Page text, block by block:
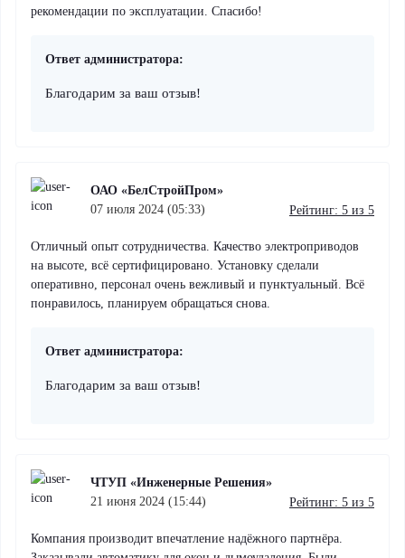
рекомендации по эксплуатации. Спасибо!
Ответ администратора:
Благодарим за ваш отзыв!
ОАО «БелСтройПром»
07 июля 2024 (05:33)
Рейтинг: 5 из 5
Отличный опыт сотрудничества. Качество электроприводов
на высоте, всё сертифицировано. Установку сделали
оперативно, персонал очень вежливый и пунктуальный. Всё
понравилось, планируем обращаться снова.
Ответ администратора:
Благодарим за ваш отзыв!
ЧТУП «Инженерные Решения»
21 июня 2024 (15:44)
Рейтинг: 5 из 5
Компания производит впечатление надёжного партнёра.